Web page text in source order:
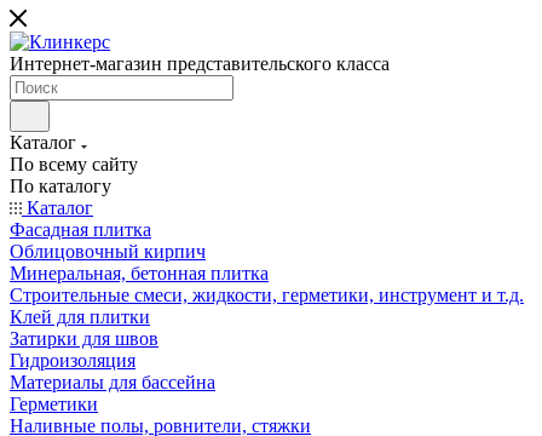
Интернет-магазин представительского класса
Каталог
По всему сайту
По каталогу
Каталог
Фасадная плитка
Облицовочный кирпич
Минеральная, бетонная плитка
Строительные смеси, жидкости, герметики, инструмент и т.д.
Клей для плитки
Затирки для швов
Гидроизоляция
Материалы для бассейна
Герметики
Наливные полы, ровнители, стяжки